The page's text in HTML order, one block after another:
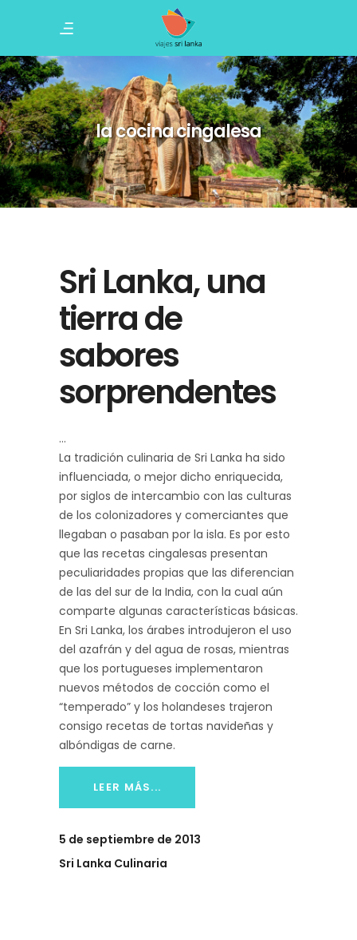
la cocina cingalesa
Sri Lanka, una
tierra de
sabores
sorprendentes
La tradición culinaria de Sri Lanka ha sido
influenciada, o mejor dicho enriquecida,
por siglos de intercambio con las culturas
de los colonizadores y comerciantes que
llegaban o pasaban por la isla. Es por esto
que las recetas cingalesas presentan
peculiaridades propias que las diferencian
de las del sur de la India, con la cual aún
comparte algunas características básicas.
En Sri Lanka, los árabes introdujeron el uso
del azafrán y del agua de rosas, mientras
que los portugueses implementaron
nuevos métodos de cocción como el
“temperado” y los holandeses trajeron
consigo recetas de tortas navideñas y
albóndigas de carne.
LEER MÁS...
5 de septiembre de 2013
Sri Lanka Culinaria